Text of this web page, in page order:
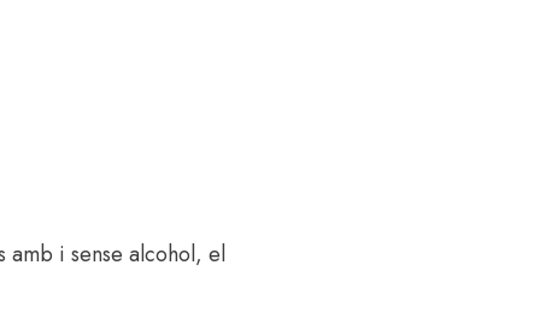
amb i sense alcohol, el